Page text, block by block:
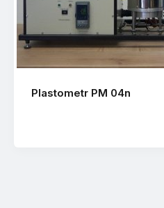
Plastometr PM 04n